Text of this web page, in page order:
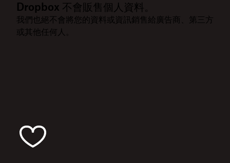
Dropbox 不會販售個人資料。
我們也絕不會將您的資料或資訊銷售給廣告商、第三方
或其他任何人。